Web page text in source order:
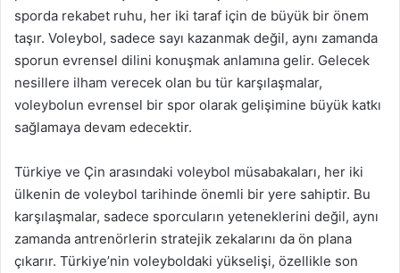
sporda rekabet ruhu, her iki taraf için de büyük bir önem
taşır. Voleybol, sadece sayı kazanmak değil, aynı zamanda
sporun evrensel dilini konuşmak anlamına gelir. Gelecek
nesillere ilham verecek olan bu tür karşılaşmalar,
voleybolun evrensel bir spor olarak gelişimine büyük katkı
sağlamaya devam edecektir.
Türkiye ve Çin arasındaki voleybol müsabakaları, her iki
ülkenin de voleybol tarihinde önemli bir yere sahiptir. Bu
karşılaşmalar, sadece sporcuların yeteneklerini değil, aynı
zamanda antrenörlerin stratejik zekalarını da ön plana
çıkarır. Türkiye’nin voleyboldaki yükselişi, özellikle son